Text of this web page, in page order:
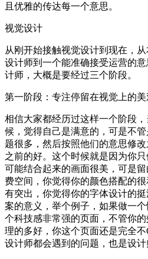
且优雅的传达每一个意思。
视觉设计
从刚开始接触视觉设计到现在，
设计师到一个能准确接受运营的
计师，大概是要经过三个阶段。
第一阶段：专注停留在视觉上的美
相信大家都经历过这样一个阶段
候，觉得自己是满意的，可是不
题很多，然后按照他们的意思修
之前的好。这个时候就是因为你
可能结合起来的画面很美，可是
费空间，你觉得你的颜色搭配的
有突出，你觉得你的字体设计的
案的意义，举个例子，如果做一
个科技感非常强的页面，不管你
理的多好，你这个页面还是完全
设计师都会遇到的问题，也是设计